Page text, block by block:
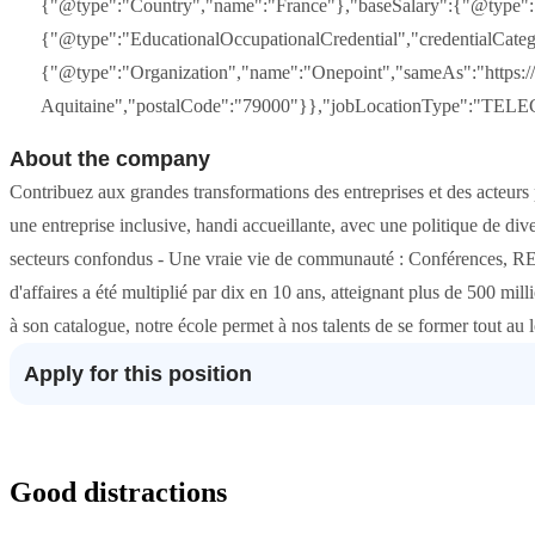
About the company
Contribuez aux grandes transformations des entreprises et des
une entreprise inclusive, handi accueillante, avec une politique de
secteurs confondus - Une vraie vie de communauté : Conférences,
d'affaires a été multiplié par dix en 10 ans, atteignant plus de 500
à son catalogue, notre école permet à nos talents de se former tout
Apply for this position
Good distractions